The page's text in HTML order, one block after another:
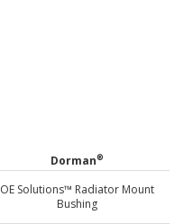
Dorman®
OE Solutions™ Radiator Mount
Bushing